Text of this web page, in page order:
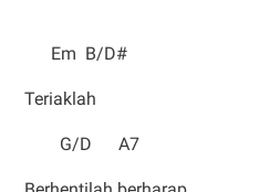
Em B/D#
Teriaklah
G/D A7